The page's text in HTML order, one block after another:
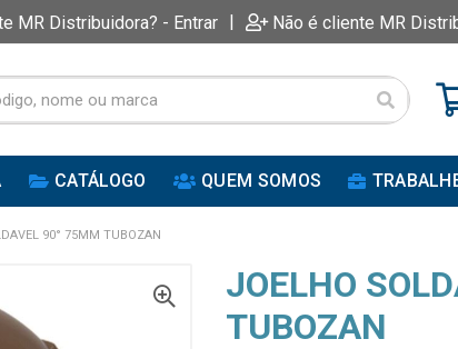
MR Distribuidora? - Entrar | Não é cliente MR
CATÁLOGO QUEM SOMOS
90° 75MM TUBOZAN
JOELHO
TUBOZAN